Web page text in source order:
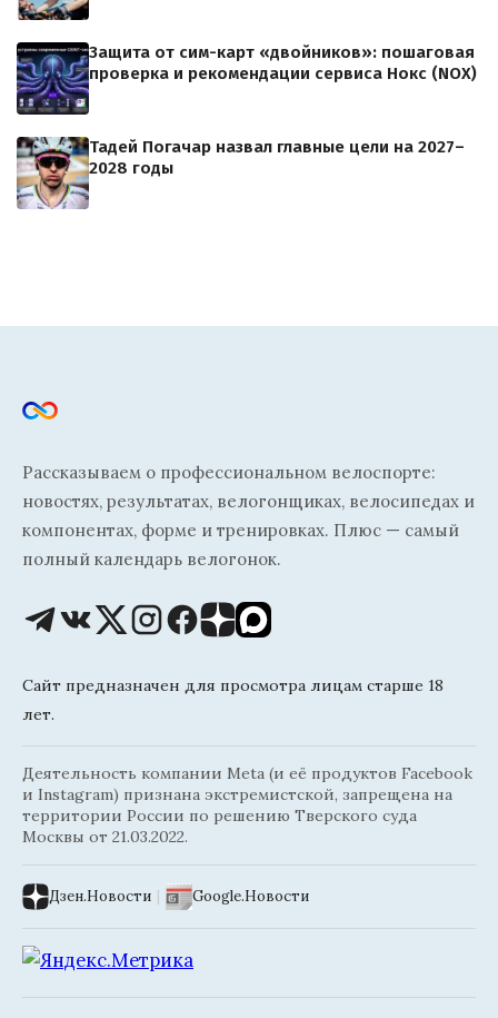
Защита от сим-карт «двойников»: пошаговая
проверка и рекомендации сервиса Нокс (NOX)
Тадей Погачар назвал главные цели на 2027–
2028 годы
Рассказываем о профессиональном велоспорте:
новостях, результатах, велогонщиках, велосипедах и
компонентах, форме и тренировках. Плюс — самый
полный календарь велогонок.
Сайт предназначен для просмотра лицам старше 18
лет.
Деятельность компании Meta (и её продуктов Facebook
и Instagram) признана экстремистской, запрещена на
территории России по решению Тверского суда
Москвы от 21.03.2022.
Дзен.Новости | Google.Новости